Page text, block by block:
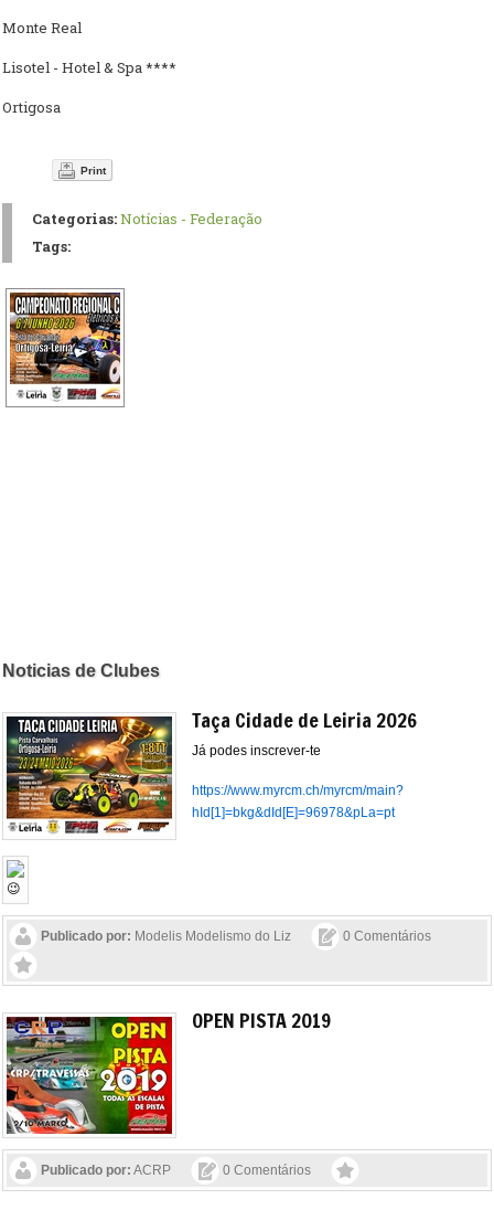
Monte Real
Lisotel - Hotel & Spa ****
Ortigosa
Print
Categorias:Notícias - Federação
Tags:
Noticias de Clubes
Taça Cidade de Leiria 2026
Já podes inscrever-te
https://www.myrcm.ch/myrcm/main?
hId[1]=bkg&dId[E]=96978&pLa=pt
Publicado por: Modelis Modelismo do Liz 0 Comentários
OPEN PISTA 2019
Publicado por: ACRP 0 Comentários